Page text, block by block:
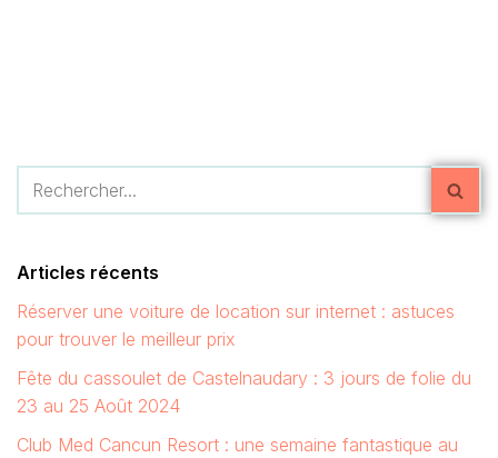
Articles récents
Réserver une voiture de location sur internet : astuces
pour trouver le meilleur prix
Fête du cassoulet de Castelnaudary : 3 jours de folie du
23 au 25 Août 2024
Club Med Cancun Resort : une semaine fantastique au